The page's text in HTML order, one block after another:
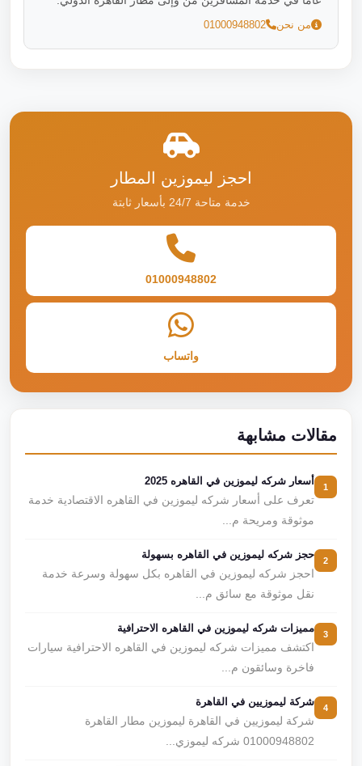
من نحن 01000948802
احجز ليموزين المطار
خدمة متاحة 24/7 بأسعار ثابتة
01000948802
واتساب
مقالات مشابهة
أسعار شركه ليموزين في القاهره 2025
تعرف على أسعار شركه ليموزين في القاهره الاقتصادية خدمة
موثوقة ومريحة م...
حجز شركه ليموزين في القاهره بسهولة
احجز شركه ليموزين في القاهره بكل سهولة وسرعة خدمة
نقل موثوقة مع سائق م...
مميزات شركه ليموزين في القاهره الاحترافية
اكتشف مميزات شركه ليموزين في القاهره الاحترافية سيارات
فاخرة وسائقون م...
شركة ليموزيين في القاهرة
شركة ليموزيين في القاهرة ليموزين مطار القاهرة
01000948802 شركه ليموزي...